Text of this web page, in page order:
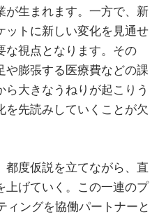
が生まれます。一方で、新
ットに新しい変化を見通せ
な視点となります。その
や膨張する医療費などの課
大きなうねりが起こりう
を先読みしていくことが欠
都度仮説を立てながら、直
上げていく。この一連のプ
ィングを協働パートナーと